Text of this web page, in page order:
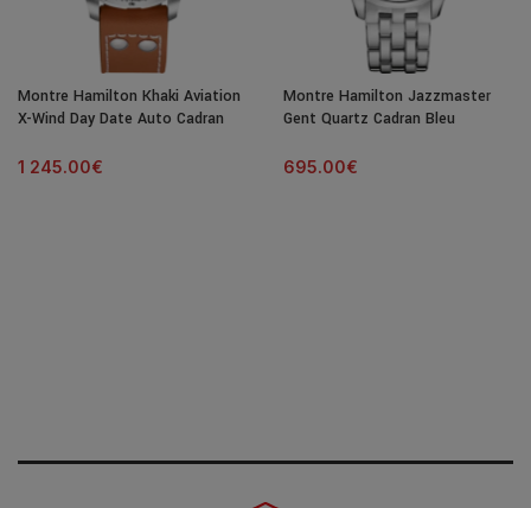
Montre Hamilton Khaki Aviation
X-Wind Day Date Auto Cadran
1 245.00€
Montre Hamilton Jazzmaster
Gent Quartz Cadran Bleu
695.00€